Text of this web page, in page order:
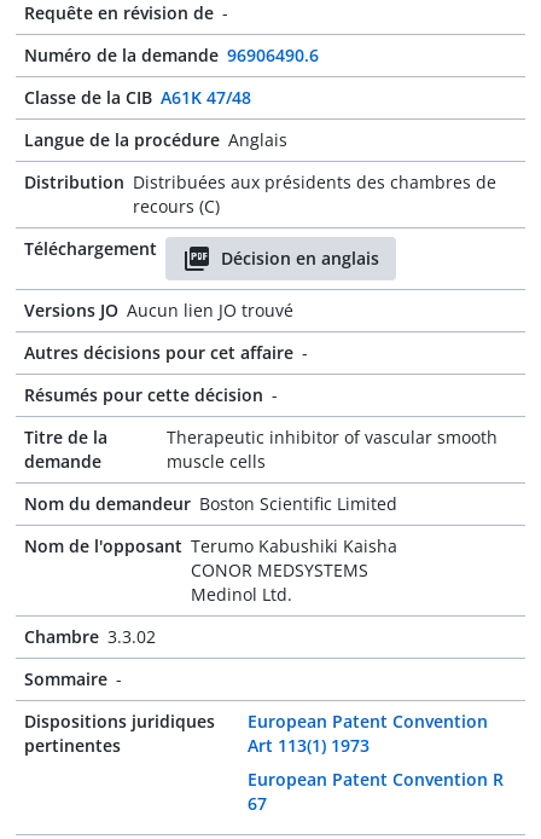
Requête en révision de -
Numéro de la demande 96906490.6
Classe de la CIB A61K 47/48
Langue de la procédure Anglais
Distribution Distribuées aux présidents des chambres de
recours (C)
Téléchargement
Décision en anglais
Versions JO Aucun lien JO trouvé
Autres décisions pour cet affaire -
Résumés pour cette décision -
Titre de la
demande
Therapeutic inhibitor of vascular smooth
muscle cells
Nom du demandeur Boston Scientific Limited
Nom de l'opposant Terumo Kabushiki Kaisha
CONOR MEDSYSTEMS
Medinol Ltd.
Chambre 3.3.02
Sommaire -
Dispositions juridiques
pertinentes
European Patent Convention
Art 113(1) 1973
European Patent Convention R
67